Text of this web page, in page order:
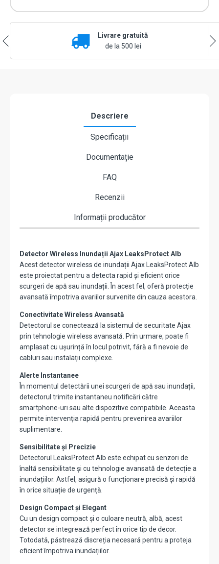
Livrare gratuită
de la 500 lei
Descriere
Specificații
Documentație
FAQ
Recenzii
Informații producător
Detector Wireless Inundații Ajax LeaksProtect Alb
Acest detector wireless de inundații Ajax LeaksProtect Alb
este proiectat pentru a detecta rapid și eficient orice
scurgeri de apă sau inundații. În acest fel, oferă protecție
avansată împotriva avariilor survenite din cauza acestora.
Conectivitate Wireless Avansată
Detectorul se conectează la sistemul de securitate Ajax
prin tehnologie wireless avansată. Prin urmare, poate fi
amplasat cu ușurință în locul potrivit, fără a fi nevoie de
cabluri sau instalații complexe.
Alerte Instantanee
În momentul detectării unei scurgeri de apă sau inundații,
detectorul trimite instantaneu notificări către
smartphone-uri sau alte dispozitive compatibile. Aceasta
permite intervenția rapidă pentru prevenirea avariilor
suplimentare.
Sensibilitate și Precizie
Detectorul LeaksProtect Alb este echipat cu senzori de
înaltă sensibilitate și cu tehnologie avansată de detecție a
inundațiilor. Astfel, asigură o funcționare precisă și rapidă
în orice situație de urgență.
Design Compact și Elegant
Cu un design compact și o culoare neutră, albă, acest
detector se integrează perfect în orice tip de decor.
Totodată, păstrează discreția necesară pentru a proteja
eficient împotriva inundațiilor.